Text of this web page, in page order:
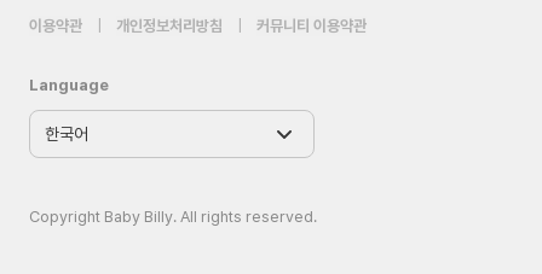
이용약관 개인정보처리방침 커뮤니티 이용약관
Language
Copyright Baby Billy. All rights reserved.